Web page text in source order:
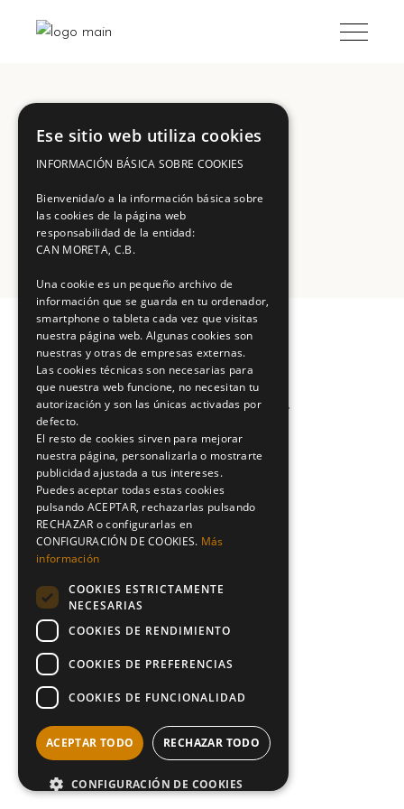
Archive
No posts were found for provided query
parameters.
Ese sitio web utiliza cookies
INFORMACIÓN BÁSICA SOBRE COOKIES
Bienvenida/o a la información básica sobre
las cookies de la página web
responsabilidad de la entidad:
CAN MORETA, C.B.
Una cookie es un pequeño archivo de
información que se guarda en tu ordenador,
smartphone o tableta cada vez que visitas
nuestra página web. Algunas cookies son
nuestras y otras de empresas externas.
Las cookies técnicas son necesarias para
que nuestra web funcione, no necesitan tu
autorización y son las únicas activadas por
defecto.
El resto de cookies sirven para mejorar
nuestra página, personalizarla o mostrarte
publicidad ajustada a tus intereses.
Puedes aceptar todas estas cookies
pulsando ACEPTAR, rechazarlas pulsando
RECHAZAR o configurarlas en
CONFIGURACIÓN DE COOKIES. Más
información
COOKIES ESTRICTAMENTE
NECESARIAS
COOKIES DE RENDIMIENTO
COOKIES DE PREFERENCIAS
COOKIES DE FUNCIONALIDAD
ACEPTAR TODO RECHAZAR TODO
CONFIGURACIÓN DE COOKIES